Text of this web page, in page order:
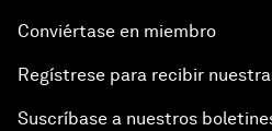
Conviértase en miembro
Regístrese para recibir
Suscríbase a nuestros